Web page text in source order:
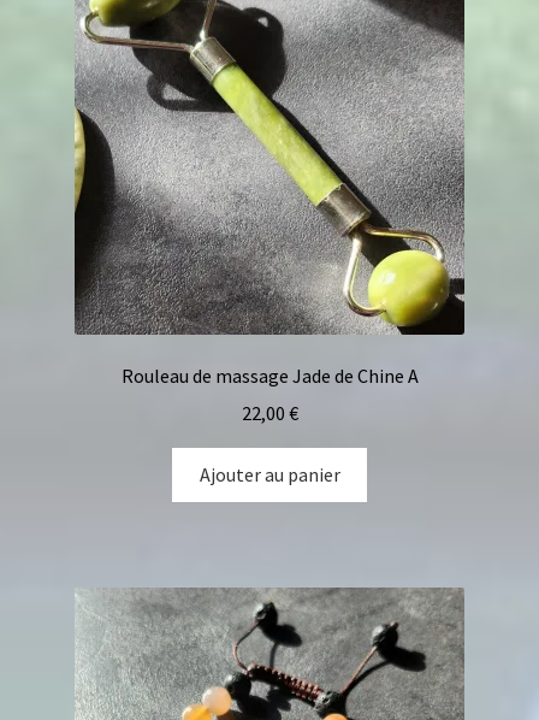
Rouleau de massage Jade de Chine A
22,00 €
Ajouter au panier